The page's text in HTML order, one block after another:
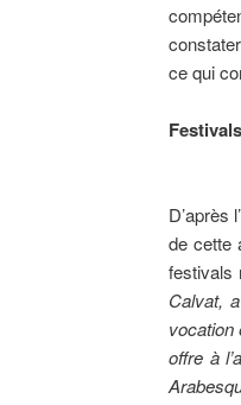
ce qui
D’après
de cette
festivals
Calvat,
vocation
offre à